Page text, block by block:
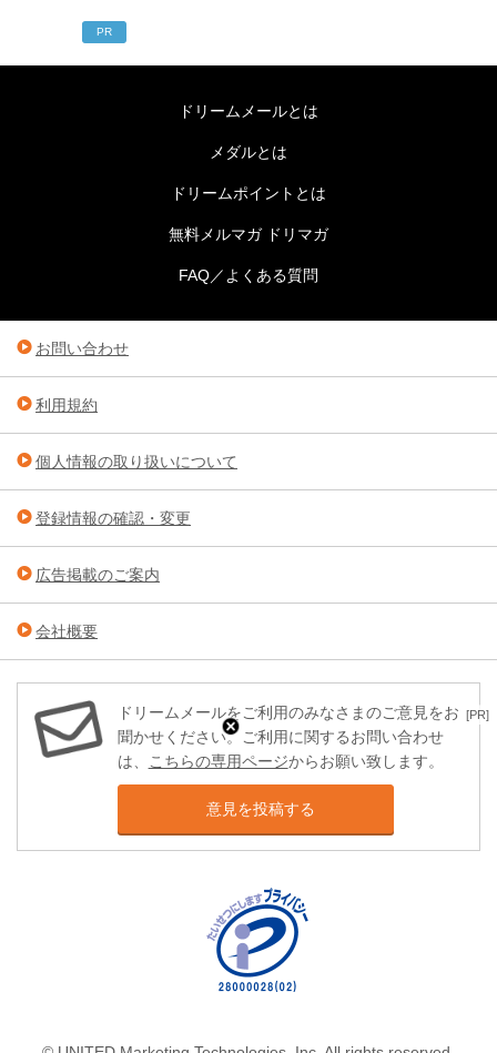
[PR]
PR
ドリームメールとは
メダルとは
ドリームポイントとは
無料メルマガ ドリマガ
FAQ／よくある質問
お問い合わせ
利用規約
個人情報の取り扱いについて
登録情報の確認・変更
広告掲載のご案内
会社概要
ドリームメールをご利用のみなさまのご意見をお
聞かせください。ご利用に関するお問い合わせ
は、
こちらの専用ページからお願い致します。
意見を投稿する